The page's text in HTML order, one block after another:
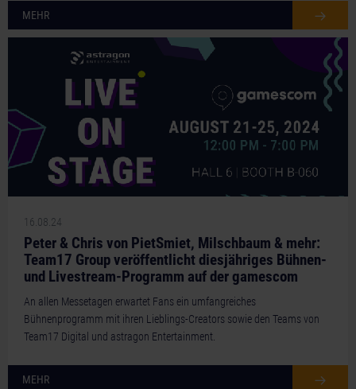
MEHR
16.08.24
Peter & Chris von PietSmiet, Milschbaum & mehr:
Team17 Group veröffentlicht diesjähriges Bühnen-
und Livestream-Programm auf der gamescom
An allen Messetagen erwartet Fans ein umfangreiches
Bühnenprogramm mit ihren Lieblings-Creators sowie den Teams von
Team17 Digital und astragon Entertainment.
MEHR